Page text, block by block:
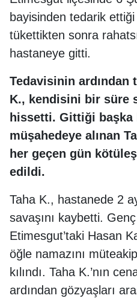
bayisinden tedarik
tükettikten sonra
hastaneye gitti.
Tedavisinin ardından
K., kendisini bir süre
hissetti. Gittiği başka
müşahedeye alınan
her geçen gün
edildi.
Taha K., hastanede 2
savaşını kaybetti.
Etimesgut’taki Hasan
öğle namazını
kılındı. Taha K.’nın
ardından gözyaşları